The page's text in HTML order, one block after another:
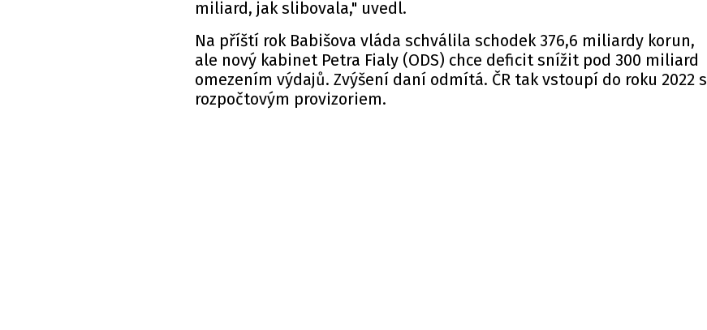
miliard, jak slibovala," uvedl.
Na příští rok Babišova vláda schválila schodek 376,6 miliardy korun,
ale nový kabinet Petra Fialy (ODS) chce deficit snížit pod 300 miliard
omezením výdajů. Zvýšení daní odmítá. ČR tak vstoupí do roku 2022 s
rozpočtovým provizoriem.